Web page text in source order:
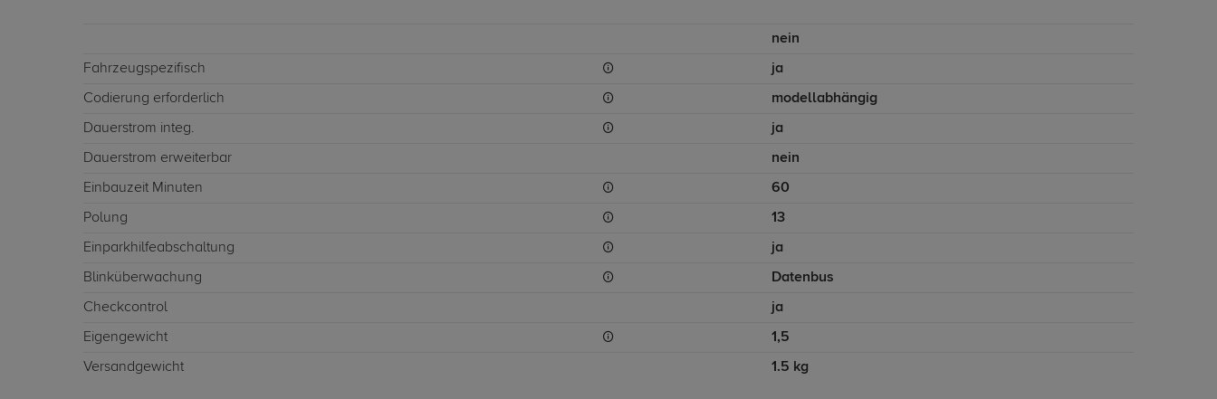
nein
Fahrzeugspezifisch ja
Codierung erforderlich modellabhängig
Dauerstrom integ. ja
Dauerstrom erweiterbar nein
Einbauzeit Minuten 60
Polung 13
Einparkhilfeabschaltung ja
Blinküberwachung Datenbus
Checkcontrol ja
Eigengewicht 1,5
Versandgewicht 1.5 kg